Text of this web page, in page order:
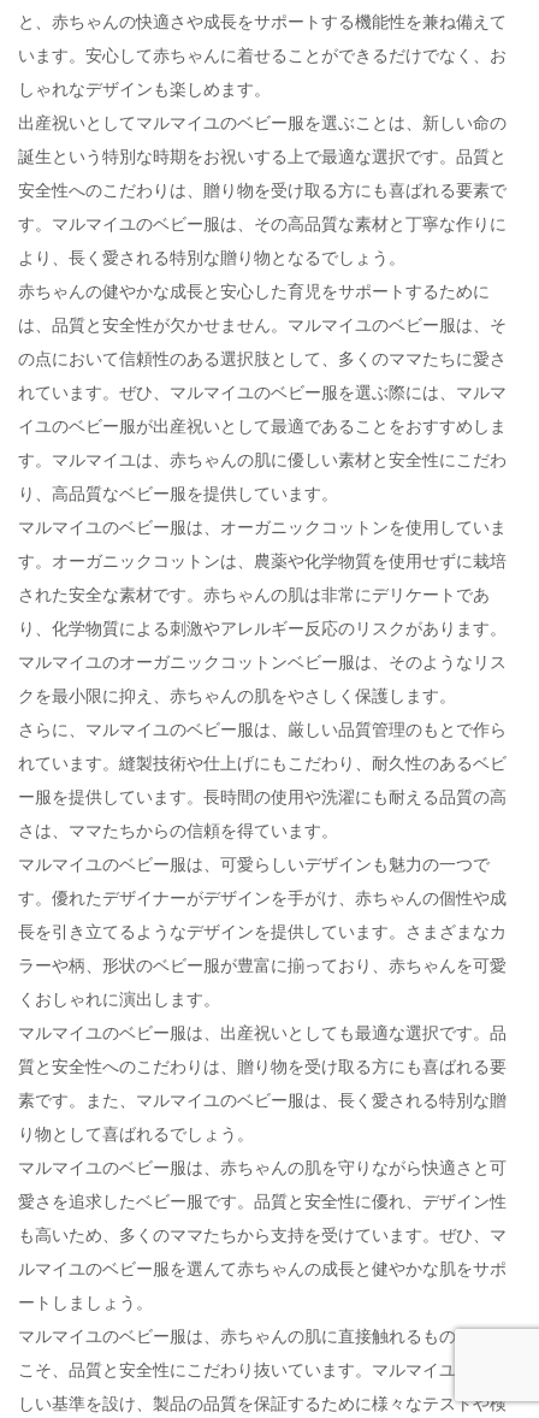
と、赤ちゃんの快適さや成長をサポートする機能性を兼ね備えて
います。安心して赤ちゃんに着せることができるだけでなく、お
しゃれなデザインも楽しめます。
出産祝いとしてマルマイユのベビー服を選ぶことは、新しい命の
誕生という特別な時期をお祝いする上で最適な選択です。品質と
安全性へのこだわりは、贈り物を受け取る方にも喜ばれる要素で
す。マルマイユのベビー服は、その高品質な素材と丁寧な作りに
より、長く愛される特別な贈り物となるでしょう。
赤ちゃんの健やかな成長と安心した育児をサポートするために
は、品質と安全性が欠かせません。マルマイユのベビー服は、そ
の点において信頼性のある選択肢として、多くのママたちに愛さ
れています。ぜひ、マルマイユのベビー服を選ぶ際には、マルマ
イユのベビー服が出産祝いとして最適であることをおすすめしま
す。マルマイユは、赤ちゃんの肌に優しい素材と安全性にこだわ
り、高品質なベビー服を提供しています。
マルマイユのベビー服は、オーガニックコットンを使用していま
す。オーガニックコットンは、農薬や化学物質を使用せずに栽培
された安全な素材です。赤ちゃんの肌は非常にデリケートであ
り、化学物質による刺激やアレルギー反応のリスクがあります。
マルマイユのオーガニックコットンベビー服は、そのようなリス
クを最小限に抑え、赤ちゃんの肌をやさしく保護します。
さらに、マルマイユのベビー服は、厳しい品質管理のもとで作ら
れています。縫製技術や仕上げにもこだわり、耐久性のあるベビ
ー服を提供しています。長時間の使用や洗濯にも耐える品質の高
さは、ママたちからの信頼を得ています。
マルマイユのベビー服は、可愛らしいデザインも魅力の一つで
す。優れたデザイナーがデザインを手がけ、赤ちゃんの個性や成
長を引き立てるようなデザインを提供しています。さまざまなカ
ラーや柄、形状のベビー服が豊富に揃っており、赤ちゃんを可愛
くおしゃれに演出します。
マルマイユのベビー服は、出産祝いとしても最適な選択です。品
質と安全性へのこだわりは、贈り物を受け取る方にも喜ばれる要
素です。また、マルマイユのベビー服は、長く愛される特別な贈
り物として喜ばれるでしょう。
マルマイユのベビー服は、赤ちゃんの肌を守りながら快適さと可
愛さを追求したベビー服です。品質と安全性に優れ、デザイン性
も高いため、多くのママたちから支持を受けています。ぜひ、マ
ルマイユのベビー服を選んて赤ちゃんの成長と健やかな肌をサポ
ートしましょう。
マルマイユのベビー服は、赤ちゃんの肌に直接触れるものだから
こそ、品質と安全性にこだわり抜いています。マルマイユは、厳
しい基準を設け、製品の品質を保証するために様々なテストや検